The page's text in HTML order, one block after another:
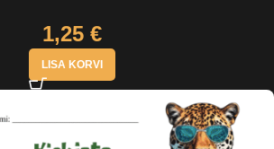
1,25 €
LISA KORVI